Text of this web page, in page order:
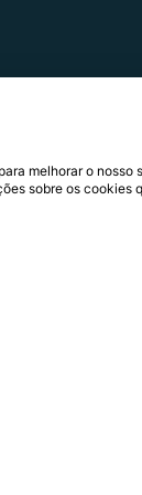
melhorar o
sobre os cookies